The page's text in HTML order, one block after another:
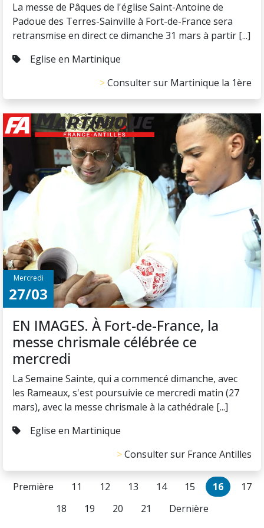
La messe de Pâques de l'église Saint-Antoine de
Padoue des Terres-Sainville à Fort-de-France sera
retransmise en direct ce dimanche 31 mars à partir [...]
Eglise en Martinique
Consulter sur Martinique la 1ère
Mercredi
27/03
EN IMAGES. À Fort-de-France, la
messe chrismale célébrée ce
mercredi
La Semaine Sainte, qui a commencé dimanche, avec
les Rameaux, s'est poursuivie ce mercredi matin (27
mars), avec la messe chrismale à la cathédrale [...]
Eglise en Martinique
Consulter sur France Antilles
Première 11 12 13 14 15 16
17
18
19 20 21 Dernière